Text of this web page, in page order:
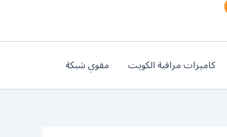
كاميرات مراقبة الكويت مقوي شبكة